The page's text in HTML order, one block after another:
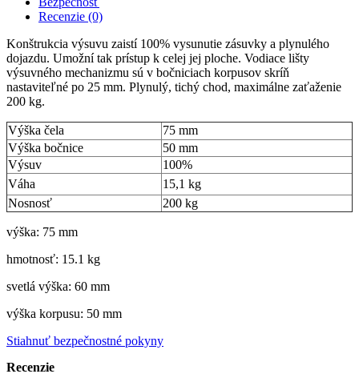
Recenzie (0)
Konštrukcia výsuvu zaistí 100% vysunutie zásuvky a plynulého
dojazdu. Umožní tak prístup k celej jej ploche. Vodiace lišty
výsuvného mechanizmu sú v bočniciach korpusov skríň
nastaviteľné po 25 mm. Plynulý, tichý chod, maximálne zaťaženie
200 kg.
Výška čela
75 mm
Výška bočnice
50 mm
Výsuv
100%
Váha
15,1 kg
Nosnosť
200 kg
výška: 75 mm
hmotnosť: 15.1 kg
svetlá výška: 60 mm
výška korpusu: 50 mm
Stiahnuť bezpečnostné pokyny
Recenzie